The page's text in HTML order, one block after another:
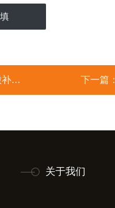
线 下一篇：
关于我们